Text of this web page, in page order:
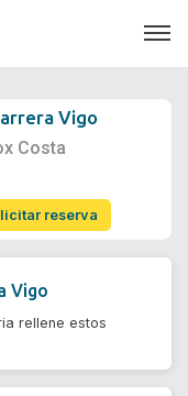
Vigo
Costa
reserva
Vigo
rellene estos